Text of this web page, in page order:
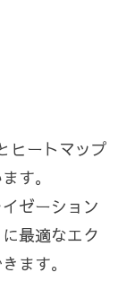
ヒートマップ
す。
ゼーション
最適なエク
ます。